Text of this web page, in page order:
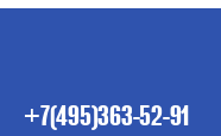
+7(495)363-52-91